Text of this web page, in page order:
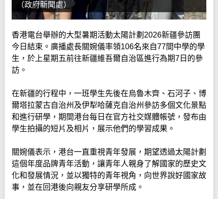
（政府新聞處）
香港電台舉辦的大型暑期活動太陽計劃2026新疆參訪團
今日結束。廣播處長關婉儀率領106名來自77間中學的學
生，於上星期五前往新疆維吾爾自治區進行為期7日的參
訪。
在新疆的行程中，一班學生先後在烏魯木齊、石河子、博
爾塔拉蒙古自治州及伊犁哈薩克自治州參訪多個文化景點
和進行研學，期間港台每日在官方社交媒體帳號，發布由
學生拍攝的短片及相片，展示他們的學習成果。
關婉儀表示，港台一直重視青年發展，期望透過太陽計劃
這個年度品牌青年活動，讓青年人親身了解國家的歷史文
化和發展情況，並以獨特的青年視角，向世界說好國家故
事，並在回港後向親友分享研學所成。